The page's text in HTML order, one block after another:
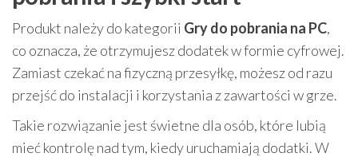
Produkt należy do kategorii Gry do pobrania na PC,
co oznacza, że otrzymujesz dodatek w formie cyfrowej.
Zamiast czekać na fizyczną przesyłkę, możesz od razu
przejść do instalacji i korzystania z zawartości w grze.
Takie rozwiązanie jest świetne dla osób, które lubią
mieć kontrolę nad tym, kiedy uruchamiają dodatki. W